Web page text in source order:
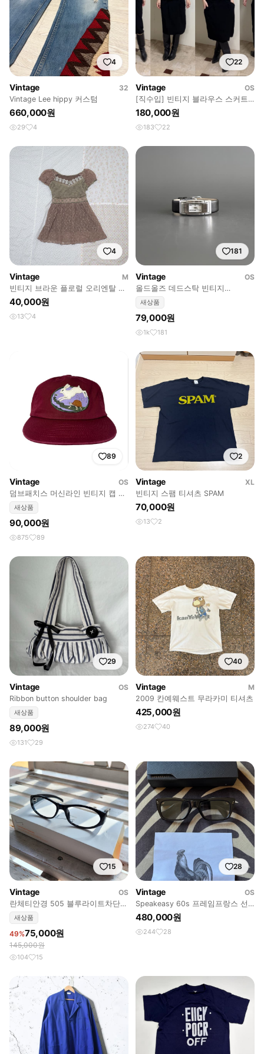
4
Vintage
32
Vintage Lee hippy 커스텀
660,000원
29 4
22
Vintage
OS
[직수입] 빈티지 블라우스 스커트
세트
180,000원
183 22
4
Vintage
M
빈티지 브라운 플로럴 오리엔탈 페
어리 오프숄더 탑
40,000원
13 4
181
Vintage
OS
올드올즈 데드스탁 빈티지
LOSTOM 볼드 스퀘어 가죽 시계
(S)
새상품
79,000원
1k 181
89
Vintage
OS
덤브패치스 머신라인 빈티지 캡 모
자 5패널/6패널 (구매전 문의)
새상품
90,000원
875 89
2
Vintage
XL
빈티지 스팸 티셔츠 SPAM
70,000원
13 2
29
Vintage
OS
Ribbon button shoulder bag
새상품
89,000원
131 29
40
Vintage
M
2009 칸예웨스트 무라카미 티셔츠
425,000원
274 40
15
Vintage
OS
란체티안경 505 블루라이트차단
(+체인지 칼라기능)
새상품
49%75,000원
145,000원
104 15
28
Vintage
OS
Speakeasy 60s 프레임프랑스 선
글라스
480,000원
244 28